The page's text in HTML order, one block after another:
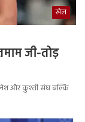
खेल
जी-तोड़
और कुश्ती संघ बल्कि